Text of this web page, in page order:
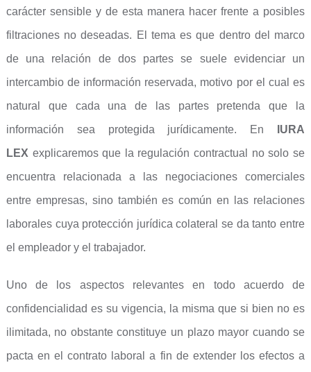
carácter sensible y de esta manera hacer frente a posibles
filtraciones no deseadas. El tema es que dentro del marco
de una relación de dos partes se suele evidenciar un
intercambio de información reservada, motivo por el cual es
natural que cada una de las partes pretenda que la
información sea protegida jurídicamente. En
IURA
LEX explicaremos que la regulación contractual no solo se
encuentra relacionada a las negociaciones comerciales
entre empresas, sino también es común en las relaciones
laborales cuya protección jurídica colateral se da tanto entre
el empleador y el trabajador.
Uno de los aspectos relevantes en todo acuerdo de
confidencialidad es su vigencia, la misma que si bien no es
ilimitada, no obstante constituye un plazo mayor cuando se
pacta en el contrato laboral a fin de extender los efectos a